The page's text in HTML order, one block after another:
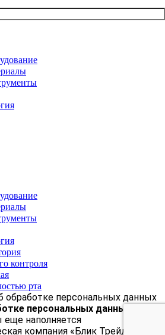
контроля
рта
обработке персональных данных
персональных данных
наполняется
компания «Блик Трейд»